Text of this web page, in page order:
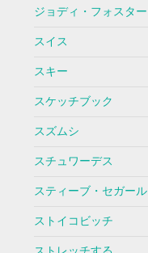
ジョディ・フォスター
スイス
スキー
スケッチブック
スズムシ
スチュワーデス
スティーブ・セガール
ストイコビッチ